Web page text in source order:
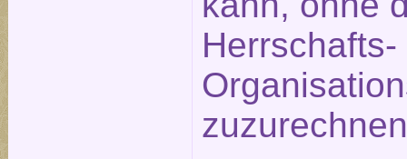
Herrschafts-